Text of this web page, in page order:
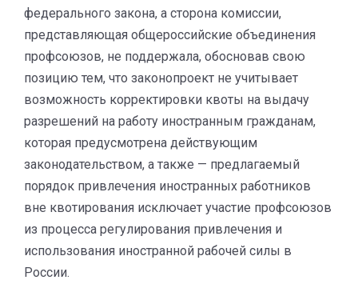
федерального закона, а сторона комиссии,
представляющая общероссийские объединения
профсоюзов, не поддержала, обосновав свою
позицию тем, что законопроект не учитывает
возможность корректировки квоты на выдачу
разрешений на работу иностранным гражданам,
которая предусмотрена действующим
законодательством, а также — предлагаемый
порядок привлечения иностранных работников
вне квотирования исключает участие профсоюзов
из процесса регулирования привлечения и
использования иностранной рабочей силы в
России.